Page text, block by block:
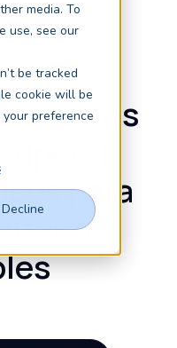
media. To
use, see our
be tracked
cookie will be
preference
Decline
para